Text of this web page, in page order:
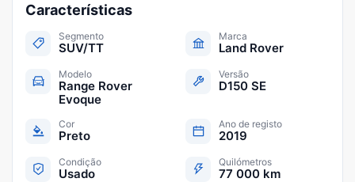
Características
Segmento
SUV/TT
Marca
Land Rover
Modelo
Range Rover
Evoque
Versão
D150 SE
Cor
Preto
Ano de registo
2019
Condição
Usado
Quilómetros
77 000 km